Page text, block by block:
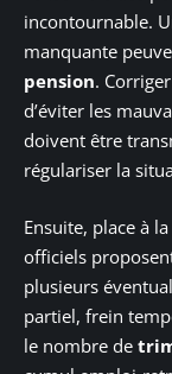
incontournable.
manquante
pension.
d’éviter les
doivent être
régulariser la
Ensuite, place à la
officiels
plusieurs
partiel, frein
le nombre de